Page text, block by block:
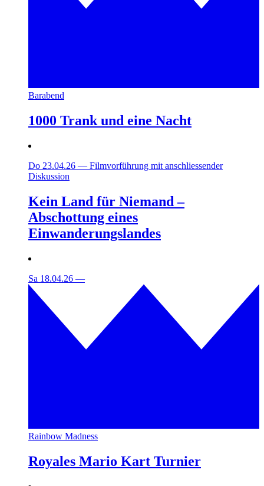
Barabend
1000 Trank und eine Nacht
Do 23.04.26 — Filmvorführung mit anschliessender
Diskussion
Kein Land für Niemand –
Abschottung eines
Einwanderungslandes
Sa 18.04.26 —
Rainbow Madness
Royales Mario Kart Turnier